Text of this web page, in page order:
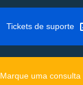
Tickets de suporte
Marque uma consulta